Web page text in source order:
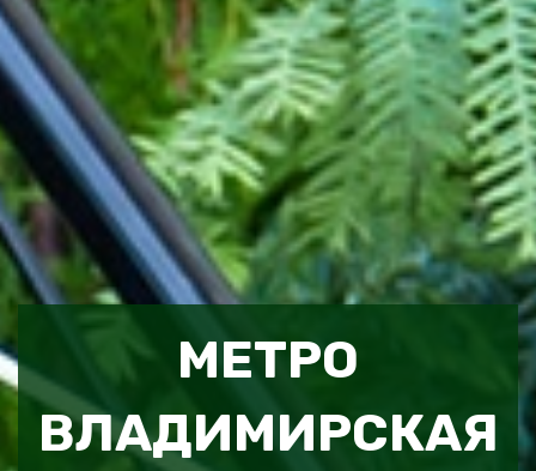
МЕТРО
ВЛАДИМИРСКАЯ